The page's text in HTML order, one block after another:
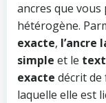
ancres que
hétérogène.
exacte, l’ancre
simple et le
exacte décrit de
laquelle elle est